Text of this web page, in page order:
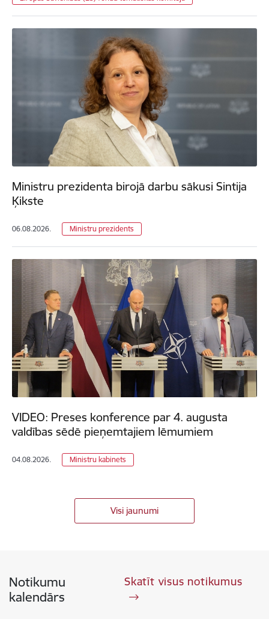
Ministru prezidenta birojā darbu sākusi Sintija
Ķikste
06.08.2026. Ministru prezidents
VIDEO: Preses konference par 4. augusta
valdības sēdē pieņemtajiem lēmumiem
04.08.2026. Ministru kabinets
Visi jaunumi
Notikumu
kalendārs
Skatīt visus notikumus